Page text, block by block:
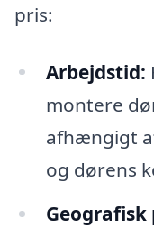
pris:
Arbejdstid:
montere
afhængigt
og dørens
Geografisk